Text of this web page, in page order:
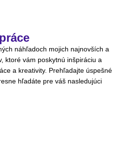
náhľadoch mojich najnovších a
ktoré vám poskytnú inšpiráciu a
a kreativity. Prehľadajte úspešné
hľadáte pre váš nasledujúci